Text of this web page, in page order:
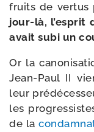
fruits de ver­tus
jour-​là, l’es­prit
avait subi un
Or la
Jean-​Paul II
leur
les
de la